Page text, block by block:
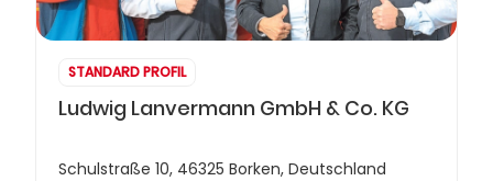
STANDARD PROFIL
Ludwig Lanvermann GmbH & Co. KG
Schulstraße 10, 46325 Borken, Deutschland